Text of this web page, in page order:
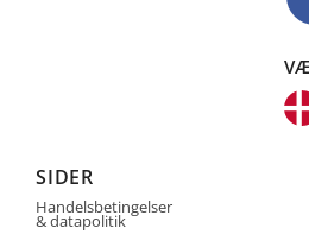
SIDER
Handelsbetingelser
& datapolitik